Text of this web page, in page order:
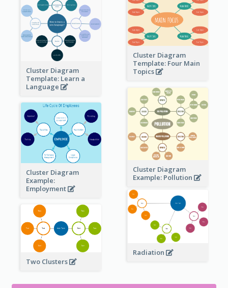
Cluster Diagram
Template: Learn a
Language
Cluster Diagram
Template: Four Main
Topics
Cluster Diagram
Example: Pollution
Cluster Diagram
Example:
Employment
Radiation
Two Clusters